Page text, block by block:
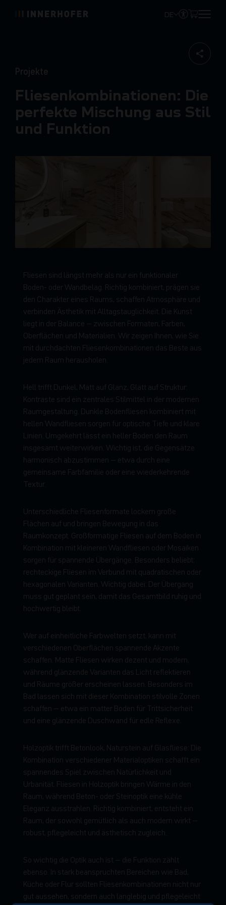
DE
Projekte
Fliesenkombinationen: Die
perfekte Mischung aus Stil
und Funktion
Fliesen sind längst mehr als nur ein funktionaler
Boden- oder Wandbelag. Richtig kombiniert, prägen sie
den Charakter eines Raums, schaffen Atmosphäre und
verbinden Ästhetik mit Alltagstauglichkeit. Die Kunst
liegt in der Balance – zwischen Formaten, Farben,
Oberflächen und Materialien. Wir zeigen Ihnen, wie Sie
mit durchdachten Fliesenkombinationen das Beste aus
jedem Raum herausholen.
Hell trifft Dunkel, Matt auf Glanz, Glatt auf Struktur:
Kontraste sind ein zentrales Stilmittel in der modernen
Raumgestaltung. Dunkle Bodenfliesen kombiniert mit
hellen Wandfliesen sorgen für optische Tiefe und klare
Linien. Umgekehrt lässt ein heller Boden den Raum
insgesamt weiterwirken. Wichtig ist, die Gegensätze
harmonisch abzustimmen – etwa durch eine
gemeinsame Farbfamilie oder eine wiederkehrende
Textur.
Unterschiedliche Fliesenformate lockern große
Flächen auf und bringen Bewegung in das
Raumkonzept. Großformatige Fliesen auf dem Boden in
Kombination mit kleineren Wandfliesen oder Mosaiken
sorgen für spannende Übergänge. Besonders beliebt:
rechteckige Fliesen im Verbund mit quadratischen oder
hexagonalen Varianten. Wichtig dabei: Der Übergang
muss gut geplant sein, damit das Gesamtbild ruhig und
hochwertig bleibt.
Wer auf einheitliche Farbwelten setzt, kann mit
verschiedenen Oberflächen spannende Akzente
schaffen. Matte Fliesen wirken dezent und modern,
während glänzende Varianten das Licht reflektieren
und Räume größer erscheinen lassen. Besonders im
Bad lassen sich mit dieser Kombination stilvolle Zonen
schaffen – etwa ein matter Boden für Trittsicherheit
und eine glänzende Duschwand für edle Reflexe.
Holzoptik trifft Betonlook, Naturstein auf Glasfliese: Die
Kombination verschiedener Materialoptiken schafft ein
spannendes Spiel zwischen Natürlichkeit und
Urbanität. Fliesen in Holzoptik bringen Wärme in den
Raum, während Beton- oder Steinoptik eine kühle
Eleganz ausstrahlen. Richtig kombiniert, entsteht ein
Raum, der sowohl gemütlich als auch modern wirkt –
robust, pflegeleicht und ästhetisch zugleich.
So wichtig die Optik auch ist – die Funktion zählt
ebenso. In stark beanspruchten Bereichen wie Bad,
Küche oder Flur sollten Fliesenkombinationen nicht nur
gut aussehen, sondern auch langlebig und pflegeleicht